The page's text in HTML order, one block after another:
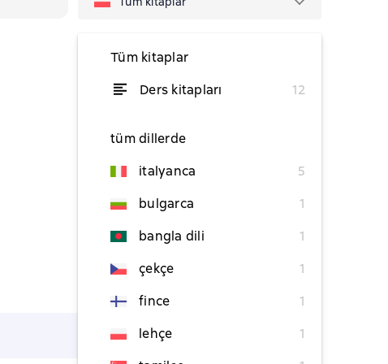
Tüm kitaplar
Ders kitapları
12
tüm dillerde
italyanca
5
bulgarca
1
bangla dili
1
çekçe
1
fince
1
lehçe
1
itibaren ₺273